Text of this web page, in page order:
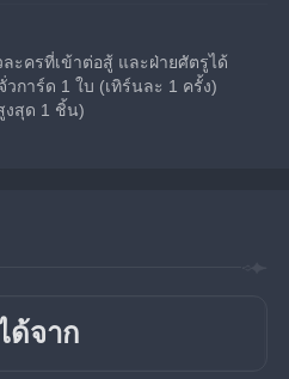
ะครที่เข้าต่อสู้ และฝ่ายศัตรูได้
การ์ด 1 ใบ (เทิร์นละ 1 ครั้ง)
งสุด 1 ชิ้น)
ด้จาก